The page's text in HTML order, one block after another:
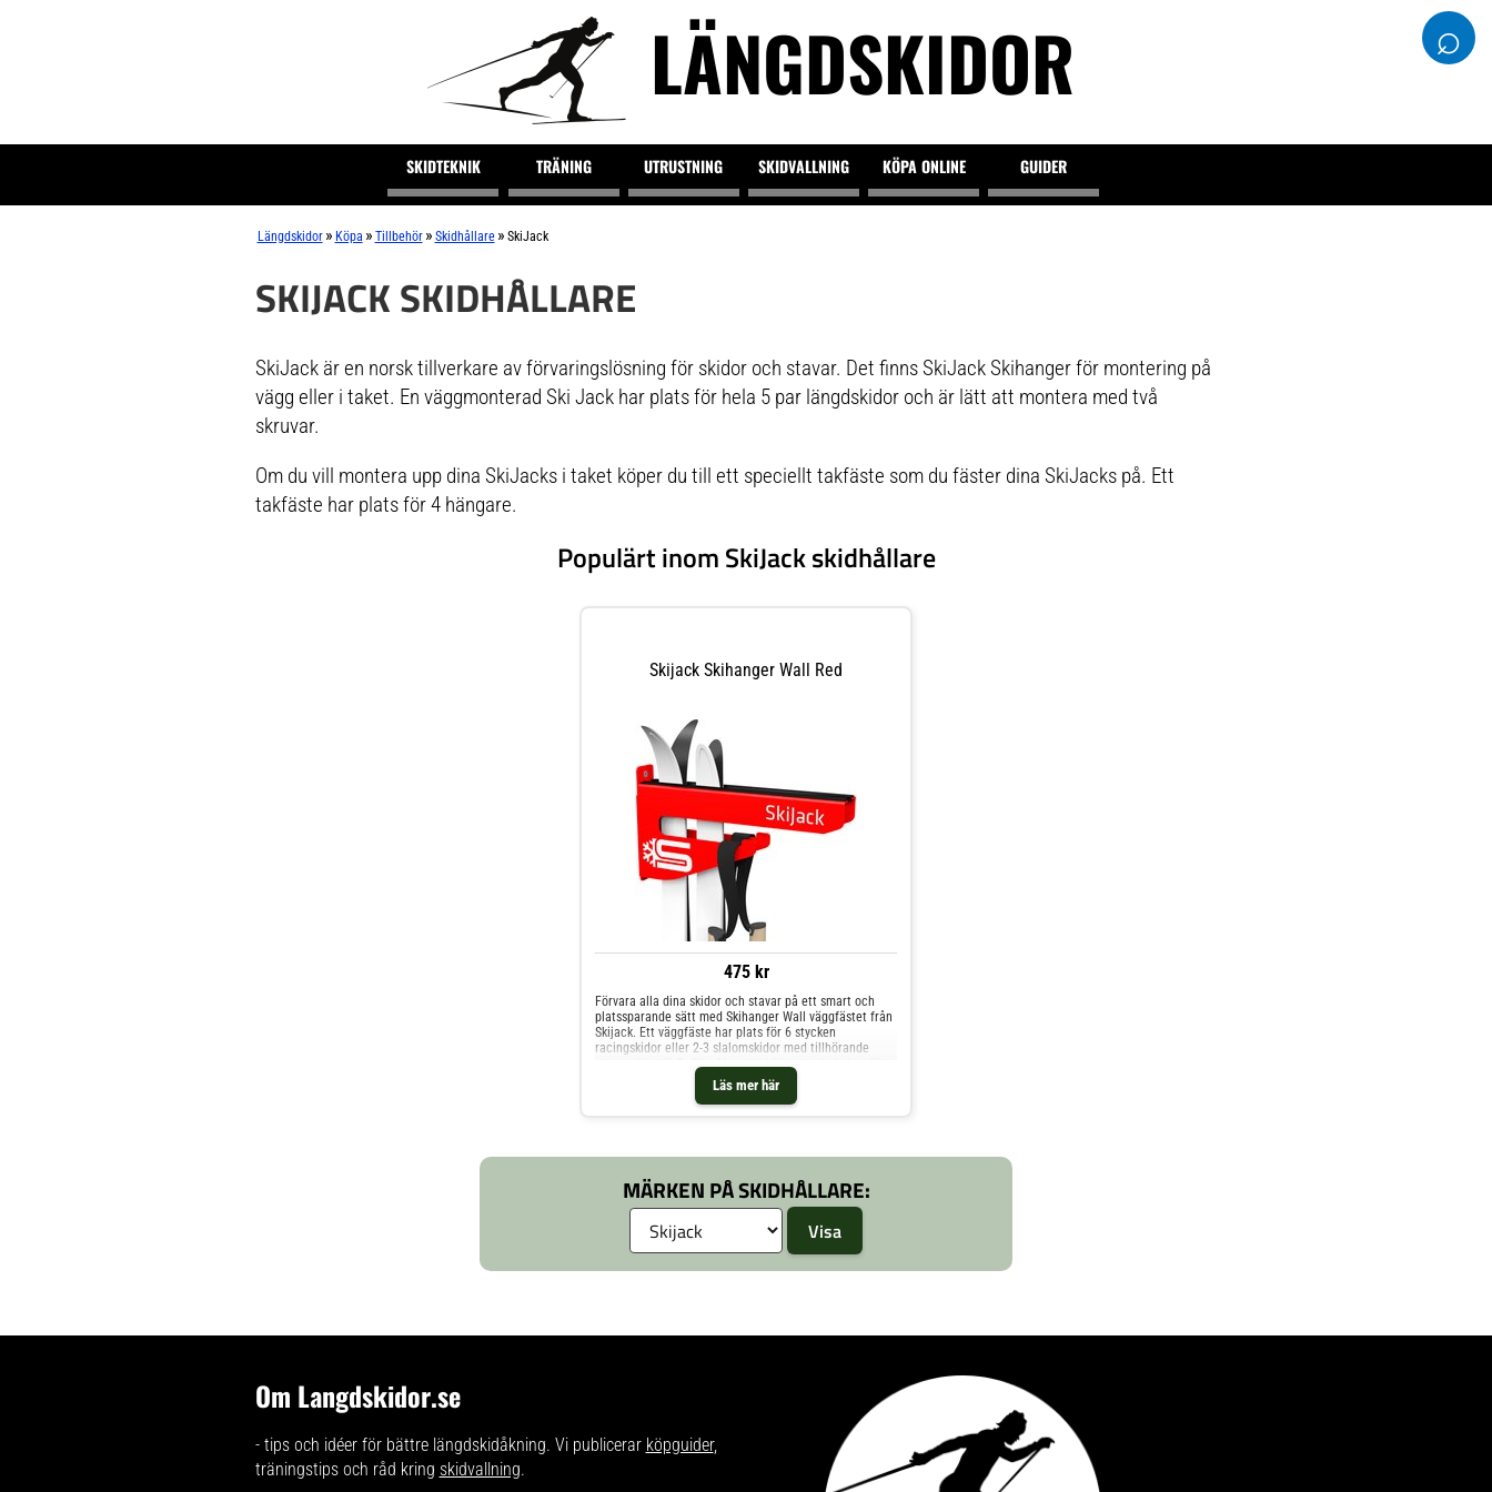
LÄNGDSKIDOR ⌕
SKIDTEKNIK TRÄNING UTRUSTNING SKIDVALLNING KÖPA ONLINE GUIDER
Längdskidor » Köpa » Tillbehör » Skidhållare » SkiJack
SKIJACK SKIDHÅLLARE
SkiJack är en norsk tillverkare av förvaringslösning för skidor och stavar. Det finns SkiJack Skihanger för montering på
vägg eller i taket. En väggmonterad Ski Jack har plats för hela 5 par längdskidor och är lätt att montera med två
skruvar.
Om du vill montera upp dina SkiJacks i taket köper du till ett speciellt takfäste som du fäster dina SkiJacks på. Ett
takfäste har plats för 4 hängare.
Populärt inom SkiJack skidhållare
Skijack Skihanger Wall Red
475 kr
Läs mer här
Förvara alla dina skidor och stavar på ett smart och
platssparande sätt med Skihanger Wall väggfästet från
Skijack. Ett väggfäste har plats för 6 stycken
racingskidor eller 2-3 slalomskidor med tillhörande
stavar. Köp till Ceiling Mount takfästet och du kan fästa
MÄRKEN PÅ SKIDHÅLLARE:
Om Langdskidor.se
- tips och idéer för bättre längdskidåkning. Vi publicerar köpguider,
träningstips och råd kring skidvallning.